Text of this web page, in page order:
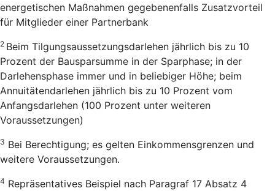
energetischen Maßnahmen gegebenenfalls Zusatzvorteil
für Mitglieder einer Partnerbank
2 Beim Tilgungsaussetzungsdarlehen jährlich bis zu 10
Prozent der Bausparsumme in der Sparphase; in der
Darlehensphase immer und in beliebiger Höhe; beim
Annuitätendarlehen jährlich bis zu 10 Prozent vom
Anfangsdarlehen (100 Prozent unter weiteren
Voraussetzungen)
3 Bei Berechtigung; es gelten Einkommensgrenzen und
weitere Voraussetzungen.
4 Repräsentatives Beispiel nach Paragraf 17 Absatz 4